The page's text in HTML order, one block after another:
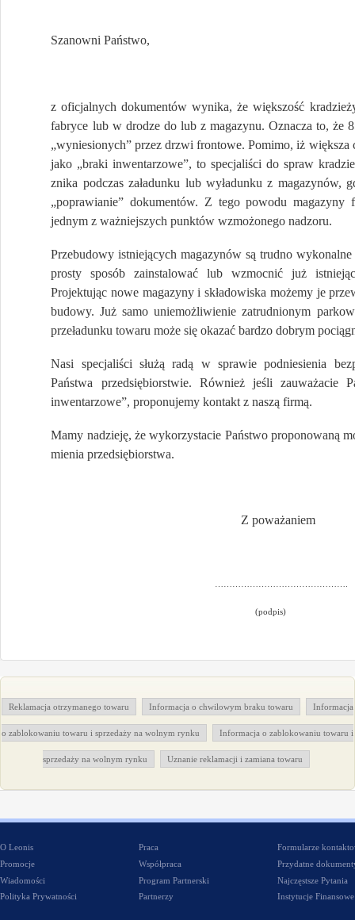
Szanowni Państwo,
z oficjalnych dokumentów wynika, że większość
fabryce lub w drodze do lub z magazynu. Oznacza to, że
„wyniesionych” przez drzwi frontowe. Pomimo, iż większa
jako „braki inwentarzowe”, to specjaliści do spraw
znika podczas załadunku lub wyładunku z magazynów,
„poprawianie” dokumentów. Z tego powodu magazyny
jednym z ważniejszych punktów wzmożonego nadzoru.
Przebudowy istniejących magazynów są trudno
prosty sposób zainstalować lub wzmocnić już
Projektując nowe magazyny i składowiska możemy je
budowy. Już samo uniemożliwienie zatrudnionym
przeładunku towaru może się okazać bardzo dobrym
Nasi specjaliści służą radą w sprawie podniesienia
Państwa przedsiębiorstwie. Również jeśli zauważacie
inwentarzowe”, proponujemy kontakt z naszą firmą.
Mamy nadzieję, że wykorzystacie Państwo proponowaną
mienia przedsiębiorstwa.
Z poważaniem
(podpis)
Reklamacja otrzymanego towaru Informacja o chwilowym braku towaru Informacja
o zablokowaniu towaru i sprzedaży na wolnym rynku Informacja o zablokowaniu towaru i
sprzedaży na wolnym rynku Uznanie reklamacji i zamiana towaru
O Leonis
Promocje
Wiadomości
Polityka Prywatności
Praca
Współpraca
Program Partnerski
Partnerzy
Formularze
Przydatne
Najczęstsze Pytania
Instytucje Finansowe